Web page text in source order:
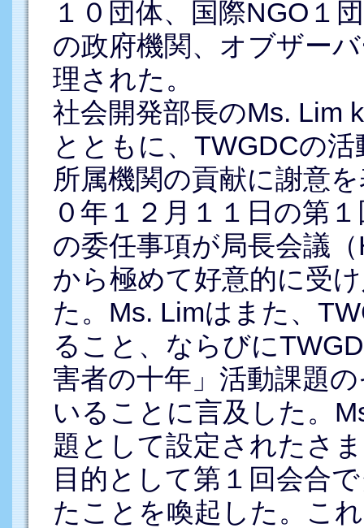
１０団体、国際NGO１
の政府機関、オブザー
理された。
社会開発部長のMs. Lim
とともに、TWGDCの
所属機関の貢献に謝意
０年１２月１１日の第
の委任事項が局長会議
から極めて好意的に受
た。Ms. Limはまた、
ること、ならびに
害者の十年」活動課題
いることに言及した。
題として設定されたさ
目的として第１回会合
たことを喚起した。こ